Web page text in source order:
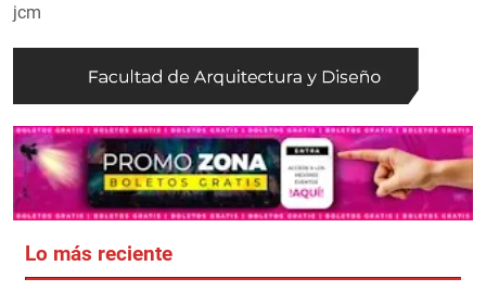
jcm
Lo más reciente